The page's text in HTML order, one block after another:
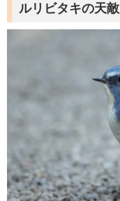
ルリビタキの天敵